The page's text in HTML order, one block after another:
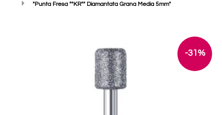
"Punta Fresa ""KR"" Diamantata Grana Media 5mm"
-31%